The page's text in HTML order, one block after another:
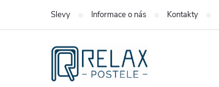
Slevy Informace o nás Kontakty